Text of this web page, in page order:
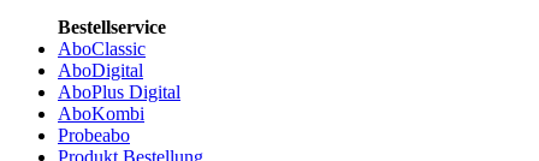
Bestellservice
AboClassic
AboDigital
AboPlus Digital
AboKombi
Probeabo
Produkt Bestellung